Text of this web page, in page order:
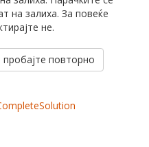
на залиха. За повеќе
не.
повторно